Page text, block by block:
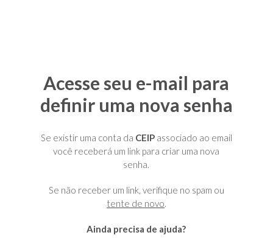
Acesse seu e-mail para
definir uma nova senha
Se existir uma conta da CEIPassociado ao email
você receberá um link para criar uma nova
senha.
Se não receber um link, verifique no spam ou
tente de novo.
Ainda precisa de ajuda?